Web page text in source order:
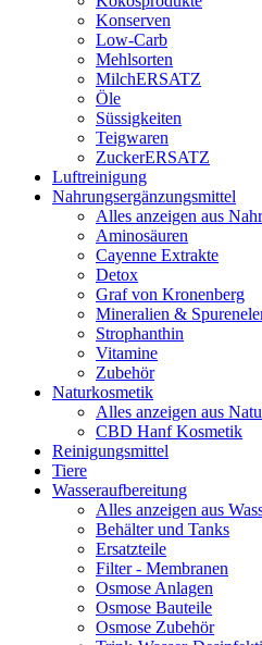
Konserven
Low-Carb
Mehlsorten
MilchERSATZ
Öle
Süssigkeiten
Teigwaren
ZuckerERSATZ
Luftreinigung
Nahrungsergänzungsmittel
Alles anzeigen aus
Aminosäuren
Cayenne Extrakte
Detox
Graf von Kronenberg
Mineralien &
Strophanthin
Vitamine
Zubehör
Naturkosmetik
Alles anzeigen aus
CBD Hanf Kosmetik
Reinigungsmittel
Tiere
Wasseraufbereitung
Alles anzeigen aus
Behälter und Tanks
Ersatzteile
Filter - Membranen
Osmose Anlagen
Osmose Bauteile
Osmose Zubehör